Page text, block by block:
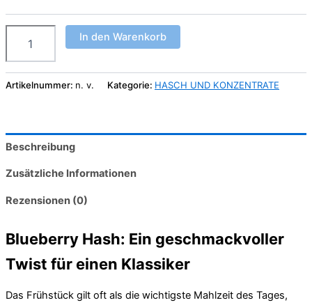
Hasch
Menge
In den Warenkorb
Artikelnummer: n. v. Kategorie: HASCH UND KONZENTRATE
Beschreibung
Zusätzliche Informationen
Rezensionen (0)
Blueberry Hash: Ein geschmackvoller
Twist für einen Klassiker
Das Frühstück gilt oft als die wichtigste Mahlzeit des Tages,